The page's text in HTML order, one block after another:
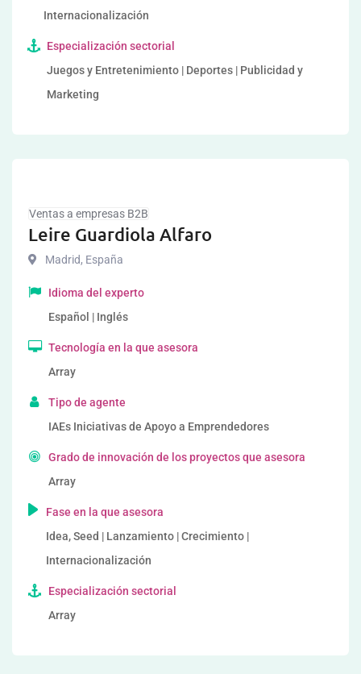
Internacionalización
Especialización sectorial
Juegos y Entretenimiento | Deportes | Publicidad y
Marketing
Ventas a empresas B2B
Leire Guardiola Alfaro
Madrid, España
Idioma del experto
Español | Inglés
Tecnología en la que asesora
Array
Tipo de agente
IAEs Iniciativas de Apoyo a Emprendedores
Grado de innovación de los proyectos que asesora
Array
Fase en la que asesora
Idea, Seed | Lanzamiento | Crecimiento |
Internacionalización
Especialización sectorial
Array